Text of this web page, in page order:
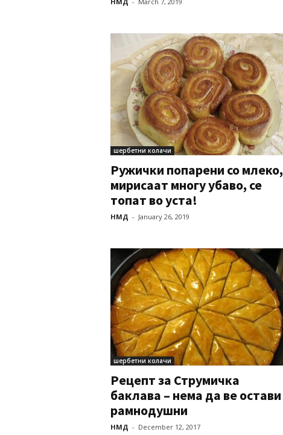
шербетни колачи
Ружички попарени со млеко,
мирисаат многу убаво, се
топат во уста!
НМД - January 26, 2019
шербетни колачи
Рецепт за Струмичка
баклава – нема да ве остави
рамнодушни
НМД - December 12, 2017